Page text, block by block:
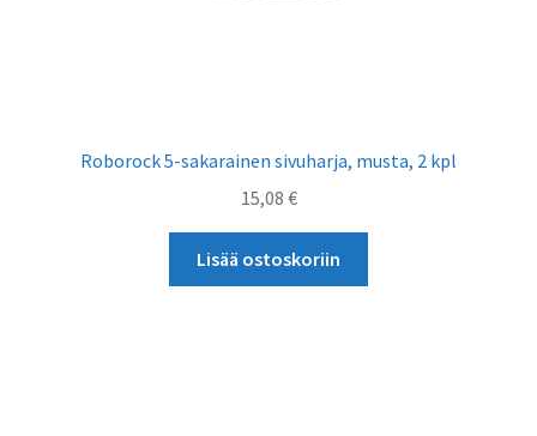
Roborock 5-sakarainen sivuharja, musta, 2 kpl
15,08 €
Lisää ostoskoriin